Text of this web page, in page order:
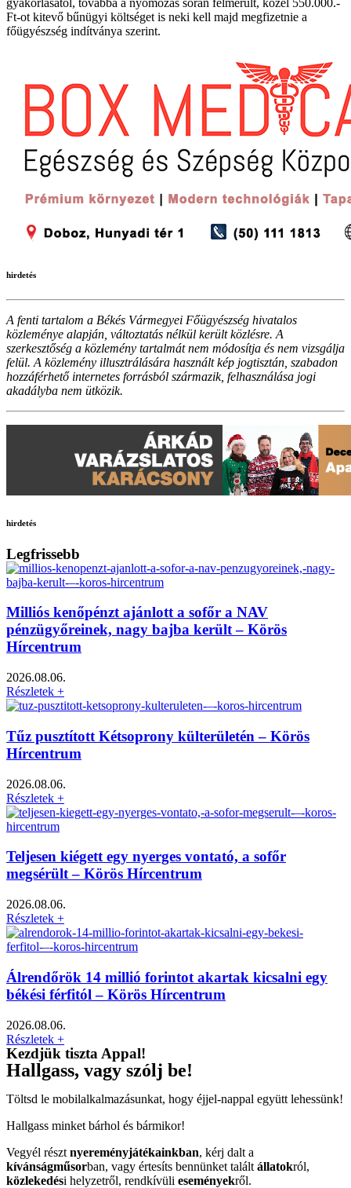
Ft-ot kitevő bűnügyi költséget is neki kell majd megfizetnie a
főügyészség indítványa szerint.
hirdetés
A fenti tartalom a Békés Vármegyei Főügyészség hivatalos
közleménye alapján, változtatás nélkül került közlésre. A
szerkesztőség a közlemény tartalmát nem módosítja és nem vizsgálja
felül. A közlemény illusztrálására használt kép jogtisztán, szabadon
hozzáférhető internetes forrásból származik, felhasználása jogi
akadályba nem ütközik.
hirdetés
Legfrissebb
Milliós kenőpénzt ajánlott a sofőr a NAV
pénzügyőreinek, nagy bajba került – Körös
Hírcentrum
2026.08.06.
Részletek +
Tűz pusztított Kétsoprony külterületén – Körös
Hírcentrum
2026.08.06.
Részletek +
Teljesen kiégett egy nyerges vontató, a sofőr
megsérült – Körös Hírcentrum
2026.08.06.
Részletek +
Álrendőrök 14 millió forintot akartak kicsalni egy
békési férfitól – Körös Hírcentrum
2026.08.06.
Részletek +
Kezdjük tiszta Appal!
Hallgass, vagy szólj be!
Töltsd le mobilalkalmazásunkat, hogy éjjel-nappal együtt lehessünk!
Hallgass minket bárhol és bármikor!
Vegyél részt nyereményjátékainkban, kérj dalt a
kívánságműsorban, vagy értesíts bennünket talált állatokról,
közlekedési helyzetről, rendkívüli eseményekről.